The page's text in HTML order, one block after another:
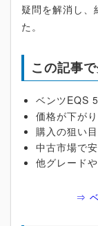
疑問を解消し、
た。
この記事
ベンツEQS
価格が下が
購入の狙い
中古市場で
他グレード
⇒